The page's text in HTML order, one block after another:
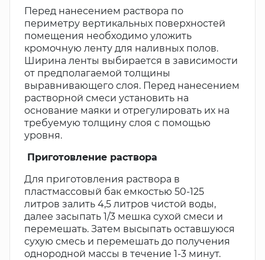
Перед нанесением раствора по
периметру вертикальных поверхностей
помещения необходимо уложить
кромочную ленту для наливных полов.
Ширина ленты выбирается в зависимости
от предполагаемой толщины
выравнивающего слоя. Перед нанесением
растворной смеси установить на
основание маяки и отрегулировать их на
требуемую толщину слоя с помощью
уровня.
Приготовление раствора
Для приготовления раствора в
пластмассовый бак емкостью 50-125
литров залить 4,5 литров чистой воды,
далее засыпать 1/3 мешка сухой смеси и
перемешать. Затем высыпать оставшуюся
сухую смесь и перемешать до получения
однородной массы в течение 1-3 минут.